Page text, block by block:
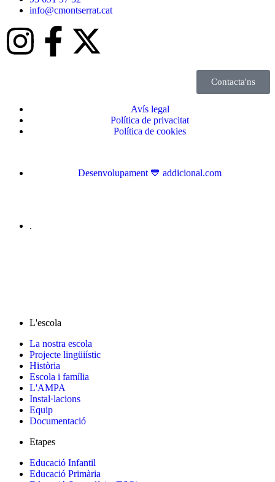
info@cmontserrat.cat
Contacta'ns
Avís legal
Política de privacitat
Política de cookies
Desenvolupament 💙 addicional.com
.
L'escola
La nostra escola
Projecte lingüiístic
Història
Escola i família
L'AMPA
Instal·lacions
Equip
Documentació
Etapes
Educació Infantil
Educació Primària